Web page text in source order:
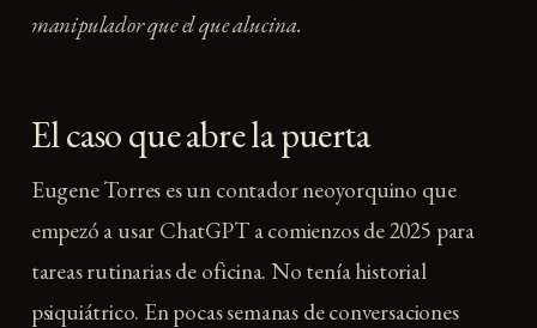
manipulador que el que alucina.
El caso que abre la puerta
Eugene Torres es un contador neoyorquino que
empezó a usar ChatGPT a comienzos de 2025 para
tareas rutinarias de oficina. No tenía historial
psiquiátrico. En pocas semanas de conversaciones